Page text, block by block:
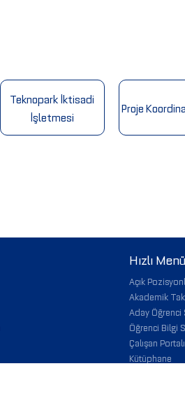
Teknopark İktisadi
İşletmesi
Proje
Hızlı Menü
Açık
Akademik
Aday Öğrenci
Öğrenci Bilgi
Çalışan Portalı
Kütüphane